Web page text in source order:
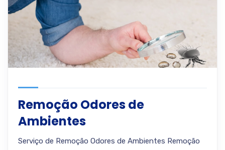
Remoção Odores de
Ambientes
Serviço de Remoção Odores de Ambientes Remoção